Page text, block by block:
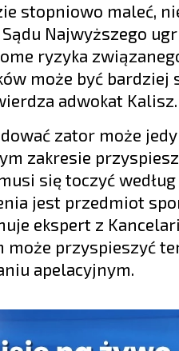
stopniowo maleć,
Najwyższego
ryzyka
może być bardziej
adwokat Kalisz.
zator może
zakresie
się toczyć
jest przedmiot
ekspert z
przyspieszyć
apelacyjnym.